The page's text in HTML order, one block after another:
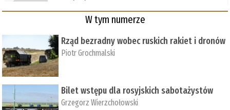
W tym numerze
Rząd bezradny wobec ruskich rakiet i dronów
Piotr Grochmalski
Bilet wstępu dla rosyjskich sabotażystów
Grzegorz Wierzchołowski